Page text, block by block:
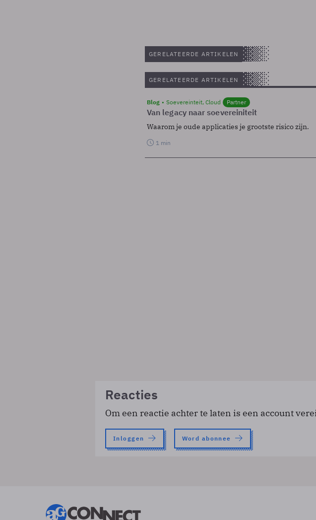
GERELATEERDE ARTIKELEN
GERELATEERDE ARTIKELEN
Blog Soevereinteit, Cloud Partner
Van legacy naar soevereiniteit
Waarom je oude applicaties je grootste risico zijn.
1 min
Reacties
Om een reactie achter te laten is een account
Inloggen Word abonnee